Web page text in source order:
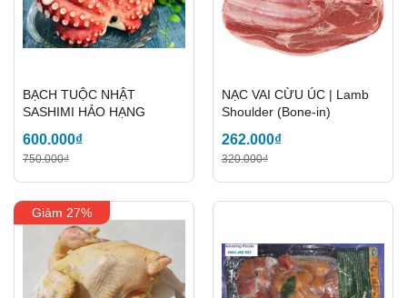
BẠCH TUỘC NHẬT
SASHIMI HẢO HẠNG
600.000₫
750.000₫
NẠC VAI CỪU ÚC | Lamb
Shoulder (Bone-in)
262.000₫
320.000₫
Giảm 27%